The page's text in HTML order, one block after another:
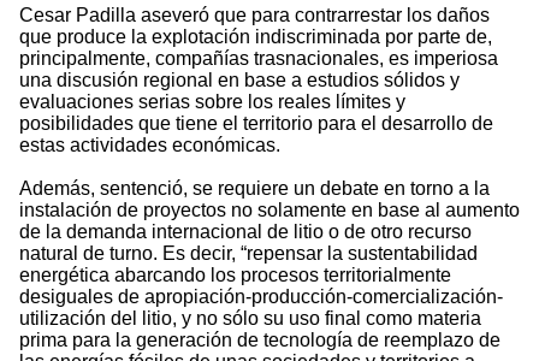
Cesar Padilla aseveró que para contrarrestar los daños
que produce la explotación indiscriminada por parte de,
principalmente, compañías trasnacionales, es imperiosa
una discusión regional en base a estudios sólidos y
evaluaciones serias sobre los reales límites y
posibilidades que tiene el territorio para el desarrollo de
estas actividades económicas.
Además, sentenció, se requiere un debate en torno a la
instalación de proyectos no solamente en base al aumento
de la demanda internacional de litio o de otro recurso
natural de turno. Es decir, “repensar la sustentabilidad
energética abarcando los procesos territorialmente
desiguales de apropiación-producción-comercialización-
utilización del litio, y no sólo su uso final como materia
prima para la generación de tecnología de reemplazo de